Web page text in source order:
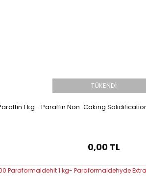
TÜKENDİ
1 kg - Paraffin Non-Caking
0,00 TL